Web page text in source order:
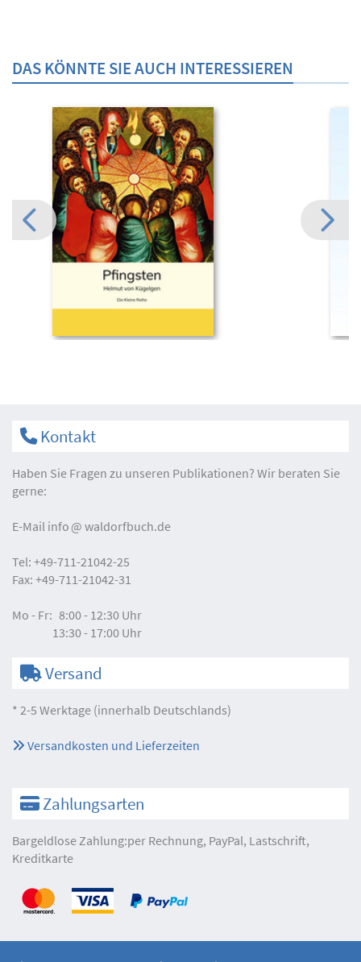
DAS KÖNNTE SIE AUCH INTERESSIEREN
Kontakt
Haben Sie Fragen zu unseren Publikationen? Wir beraten Sie
gerne:
E-Mail info waldorfbuch.de
Tel: +49-711-21042-25
Fax: +49-711-21042-31
Mo - Fr: 8:00 - 12:30 Uhr
13:30 - 17:00 Uhr
Versand
* 2-5 Werktage (innerhalb Deutschlands)
Versandkosten und Lieferzeiten
Zahlungsarten
Bargeldlose Zahlung:per Rechnung, PayPal, Lastschrift,
Kreditkarte